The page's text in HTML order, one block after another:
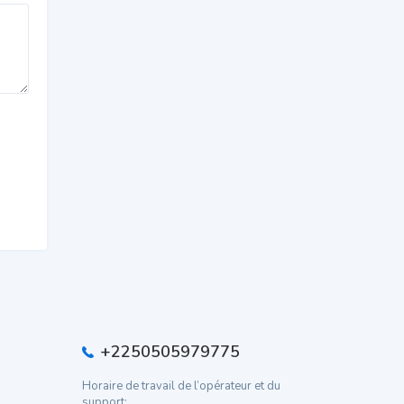
+2250505979775
Horaire de travail de l’opérateur et du